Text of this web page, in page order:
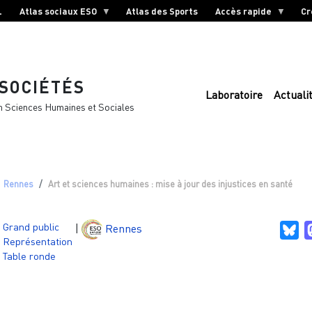
Atlas sociaux ESO Atlas des Sports Accès rapide
Humaines et Sociales
Laboratoire
Rennes Art et sciences humaines : mise à jour des injustices en santé
Grand public
Représentation
Table ronde
| Rennes